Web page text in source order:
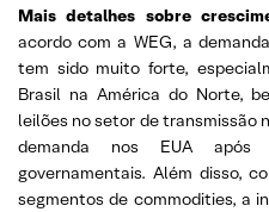
Mais detalhes sobre
acordo com a WEG, a demanda
tem sido muito forte,
Brasil na América do Norte,
leilões no setor de transmissão
demanda nos EUA
governamentais. Além disso,
segmentos de commodities, a